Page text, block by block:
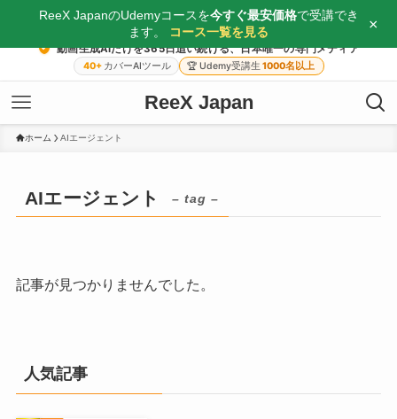
動画生成AIだけを365日追い続ける、日本唯一の専門メディア
40+ カバーAIツール 🏆 Udemy受講生 1000名以上
ReeX Japan
ホーム AIエージェント
AIエージェント – tag –
記事が見つかりませんでした。
人気記事
ReeX JapanのUdemyコースを今すぐ最安価格で受講でき
ます。
コース一覧を見る ×